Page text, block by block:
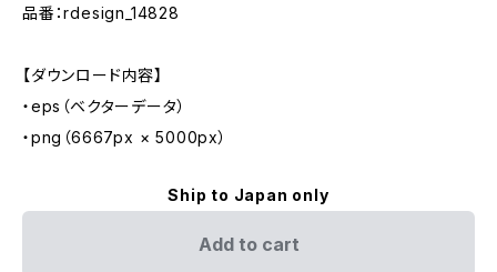
品番：rdesign_14828
【ダウンロード内容】
・eps（ベクターデータ）
・png（6667px × 5000px）
Ship to Japan only
Add to cart